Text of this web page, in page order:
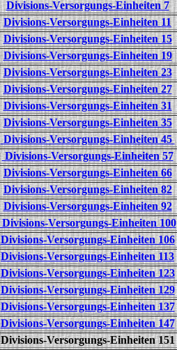
Divisions-Versorgungs-Einheiten 7
Divisions-Versorgungs-Einheiten 11
Divisions-Versorgungs-Einheiten 15
Divisions-Versorgungs-Einheiten 19
Divisions-Versorgungs-Einheiten 23
Divisions-Versorgungs-Einheiten 27
Divisions-Versorgungs-Einheiten 31
Divisions-Versorgungs-Einheiten 35
Divisions-Versorgungs-Einheiten 45
Divisions-Versorgungs-Einheiten 57
Divisions-Versorgungs-Einheiten 66
Divisions-Versorgungs-Einheiten 82
Divisions-Versorgungs-Einheiten 92
Versorgungs-Einheiten 100
Divisions-Versorgungs-Einheiten 106
Divisions-Versorgungs-Einheiten 113
Divisions-Versorgungs-Einheiten 123
Divisions-Versorgungs-Einheiten 129
Divisions-Versorgungs-Einheiten 137
Divisions-Versorgungs-Einheiten 147
Divisions-Versorgungs-Einheiten 151